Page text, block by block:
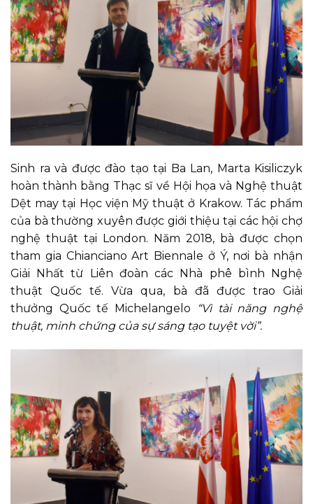
Sinh ra và được đào tạo tại Ba Lan, Marta Kisiliczyk
hoàn thành bằng Thạc sĩ về Hội họa và Nghệ thuật
Dệt may tại Học viện Mỹ thuật ở Krakow. Tác phẩm
của bà thường xuyên được giới thiệu tại các hội chợ
nghệ thuật tại London. Năm 2018, bà được chọn
tham gia Chianciano Art Biennale ở Ý, nơi bà nhận
Giải Nhất từ Liên đoàn các Nhà phê bình Nghệ
thuật Quốc tế. Vừa qua, bà đã được trao Giải
thưởng Quốc tế Michelangelo
“Vì tài năng nghệ
thuật, minh chứng của sự sáng tạo tuyệt vời”.